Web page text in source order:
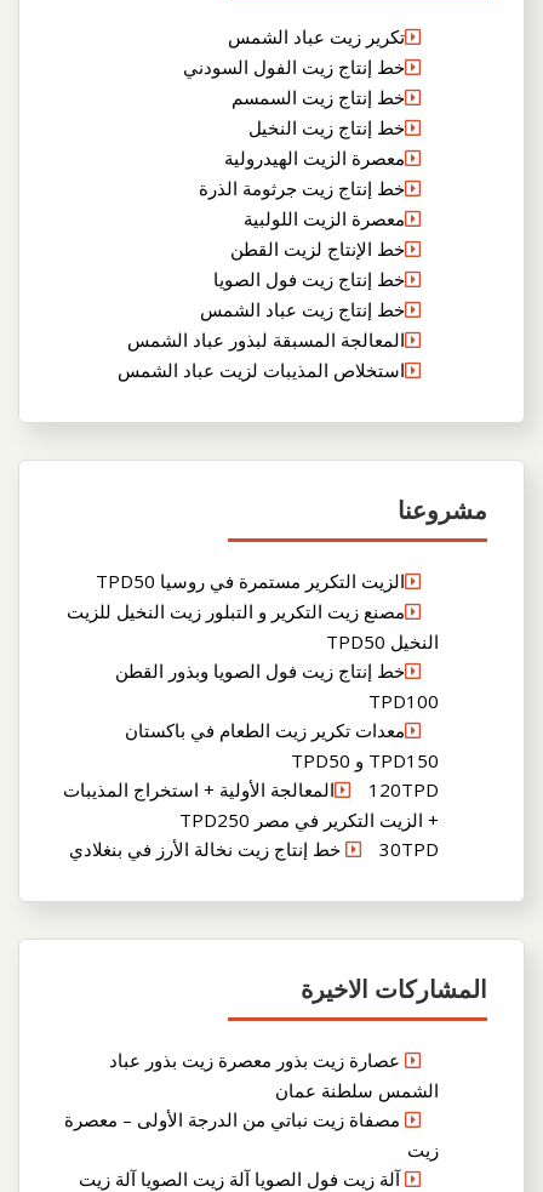
تكرير زيت عباد الشمس
خط إنتاج زيت الفول السودني
خط إنتاج زيت السمسم
خط إنتاج زيت النخيل
معصرة الزيت الهيدرولية
خط إنتاج زيت جرثومة الذرة
معصرة الزيت اللولبية
خط الإنتاج لزيت القطن
خط إنتاج زيت فول الصويا
خط إنتاج زيت عباد الشمس
المعالجة المسبقة لبذور عباد الشمس
استخلاص المذيبات لزيت عباد الشمس
مشروعنا
الزيت التكرير مستمرة في روسيا TPD50
مصنع زيت التكرير و التبلور زيت النخيل للزيت
النخيل TPD50
خط إنتاج زيت فول الصويا وبذور القطن
TPD100
معدات تكرير زيت الطعام في باكستان
TPD150 و TPD50
120TPDالمعالجة الأولية + استخراج المذيبات
+ الزيت التكرير في مصر TPD250
30TPD خط إنتاج زيت نخالة الأرز في بنغلادي
المشاركات الاخيرة
عصارة زيت بذور معصرة زيت بذور عباد
الشمس سلطنة عمان
مصفاة زيت نباتي من الدرجة الأولى – معصرة
زيت
آلة زيت فول الصويا آلة زيت الصويا آلة زيت